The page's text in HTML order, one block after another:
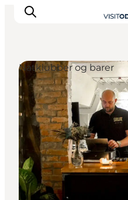
Oplev Odense
Det sker i Odense
Planlæg din tur
Inspiration
Natklubber og barer